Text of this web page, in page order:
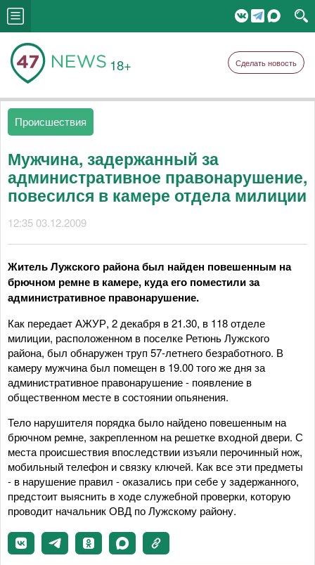
18+ Сделать новость
Происшествия
Мужчина, задержанный за
административное правонарушение,
повесился в камере отдела милиции
12:35 03.12.2009
Житель Лужского района был найден повешенным на
брючном ремне в камере, куда его поместили за
административное правонарушение.
Как передает АЖУР, 2 декабря в 21.30, в 118 отделе
милиции, расположенном в поселке Ретюнь Лужского
района, был обнаружен труп 57-летнего безработного. В
камеру мужчина был помещен в 19.00 того же дня за
административное правонарушение - появление в
общественном месте в состоянии опьянения.
Тело нарушителя порядка было найдено повешенным на
брючном ремне, закрепленном на решетке входной двери. С
места происшествия впоследствии изъяли перочинный нож,
мобильный телефон и связку ключей. Как все эти предметы
- в нарушение правил - оказались при себе у задержанного,
предстоит выяснить в ходе служебной проверки, которую
проводит начальник ОВД по Лужскому району.